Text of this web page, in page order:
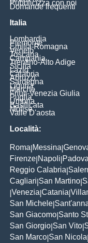
Pubblicizza con noi
Domande frequenti
Italia
Lombardia
Piemonte
Emilia-Romagna
Veneto
Toscana
Campania
Trentino-Alto Adige
Sicilia
Lazio
Calabria
Abruzzi
Sardegna
Liguria
Marche
Friuli-Venezia Giulia
Puglia
Umbria
Basilicata
Molise
Valle D'aosta
Località:
Roma Messina
Firenze Napoli Padova
Reggio Calabria
Cagliari San Martino
Venezia Catania
San Michele
San Giacomo Santo
San Giorgio San Vito
San Marco San Nicola